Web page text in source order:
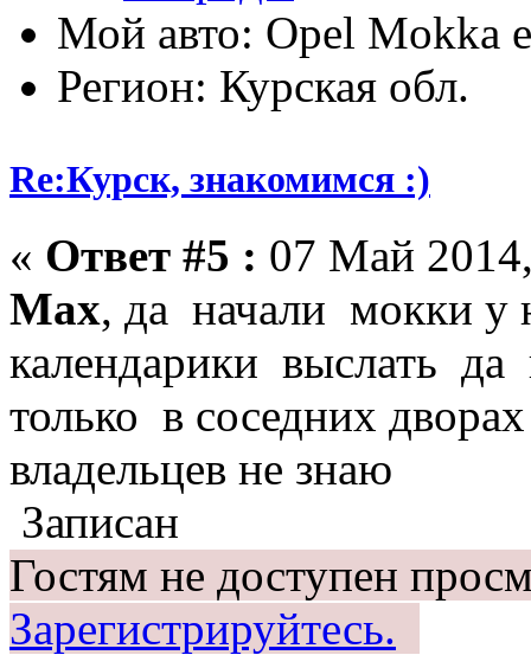
Мой авто: Opel Mokka
Регион: Курская обл.
Re:Курск, знакомимся :)
« Ответ #5 : 07 Май
Маx, да начали мокки у
календарики выслать
только в соседних
владельцев не знаю
Записан
Гостям не доступен
Зарегистрируйтесь.